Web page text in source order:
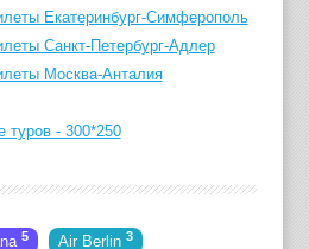
Екатеринбург-Симферополь
Санкт-Петербург-Адлер
Москва-Анталия
5 Air Berlin 3